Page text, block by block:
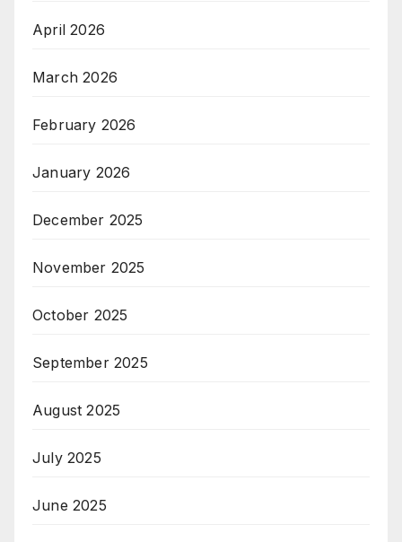
April 2026
March 2026
February 2026
January 2026
December 2025
November 2025
October 2025
September 2025
August 2025
July 2025
June 2025